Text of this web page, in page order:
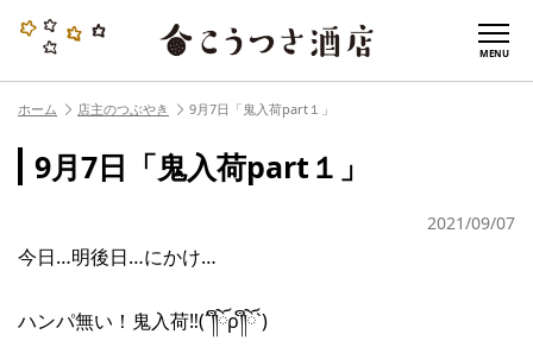
MENU
ホーム 店主のつぶやき 9月7日「鬼入荷part１」
9月7日「鬼入荷part１」
2021/09/07
今日…明後日…にかけ…
ハンパ無い！鬼入荷‼︎(´༎ຶོρ༎ຶོ`)